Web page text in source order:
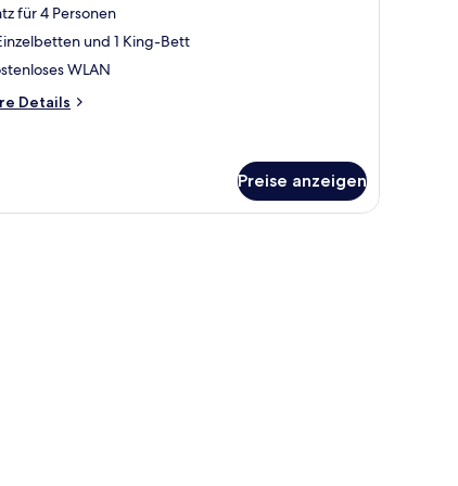
für 4 Personen
und 1 King-Bett
WLAN
Details
Preise anzeigen
Bett, einem Schreibtisch und einem Stuhl.